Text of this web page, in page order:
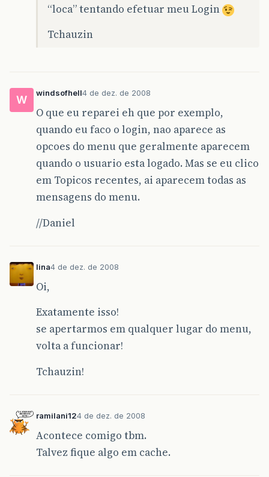
“loca” tentando efetuar meu Login
Tchauzin
W
windsofhell4 de dez. de 2008
O que eu reparei eh que por exemplo,
quando eu faco o login, nao aparece as
opcoes do menu que geralmente aparecem
quando o usuario esta logado. Mas se eu clico
em Topicos recentes, ai aparecem todas as
mensagens do menu.
//Daniel
lina4 de dez. de 2008
Oi,
Exatamente isso!
se apertarmos em qualquer lugar do menu,
volta a funcionar!
Tchauzin!
ramilani124 de dez. de 2008
Acontece comigo tbm.
Talvez fique algo em cache.